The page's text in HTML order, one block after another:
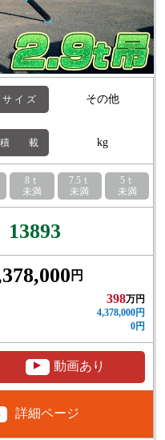
サ イ ズ その他
積 載 kg
8ｔ
未満
7.5ｔ
未満
5ｔ
未満
13893
円
398万円
4,378,000円
0円
▲ 動画あり
詳細ページ